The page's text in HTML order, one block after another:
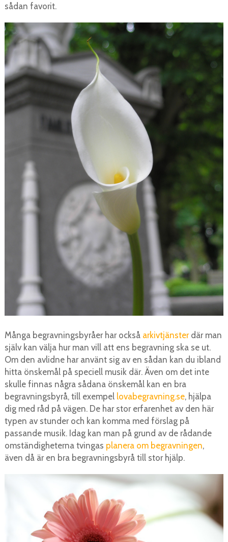
sådan favorit.
Många begravningsbyråer har också arkivtjänsterdär man
själv kan välja hur man vill att ens begravning ska se ut.
Om den avlidne har använt sig av en sådan kan du ibland
hitta önskemål på speciell musik där. Även om det inte
skulle finnas några sådana önskemål kan en bra
begravningsbyrå, till exempel lovabegravning.se, hjälpa
dig med råd på vägen. De har stor erfarenhet av den här
typen av stunder och kan komma med förslag på
passande musik. Idag kan man på grund av de rådande
omständigheterna tvingas planera om begravningen,
även då är en bra begravningsbyrå till stor hjälp.